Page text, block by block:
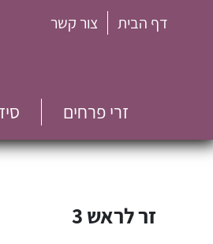
דף הבית צור קשר
זרי פרחים
זר לראש 3